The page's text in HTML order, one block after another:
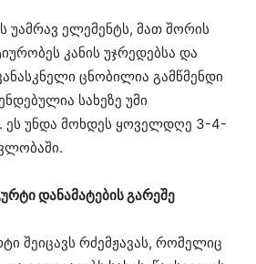
უამრავ ელემენტს, მათ შორის
კანის უჯრედებსა და
ცნობილია გამწმენდი
სახეზე უმი
ეს უნდა მოხდეს ყოველდღე 3-4-
დანამატების გარეშე
შეიცავს რძემჟავას, რომელიც